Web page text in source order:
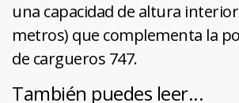
una capacidad de altura interior
metros) que complementa la
de cargueros 747.
También puedes leer...